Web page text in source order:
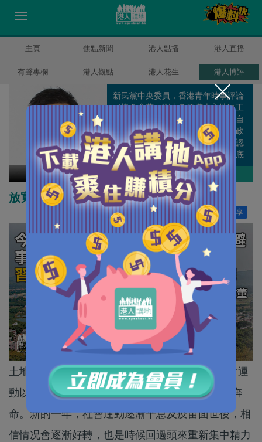
主頁 焦點新聞 港人點播 港人直播
有聲專欄 港人觀點 港人花生 港人博評
甘文鋒
新民黨中央委員，香港青年時事評論
員協會會董。剛由象牙塔走入地區工
作，遊走於理論與現實之間，不知自
己算是離地還是在地，但肯定任何政
策脫離社區都只會變成笑話，如果認
真就輸了，那就用輸家的身份走到底
吧。
作者其他博評
放寬政策 釋放祖堂地潛力
分享
50
土地及房屋一直是香港的大問題， 2019 年的社會運
動以及2020年的新冠疫情，令到政府及市民疲於奔
命。新的一年，社會運動逐漸平息及疫苗面世後，相
信情况會逐漸好轉，也是時候回過頭來重新集中精力